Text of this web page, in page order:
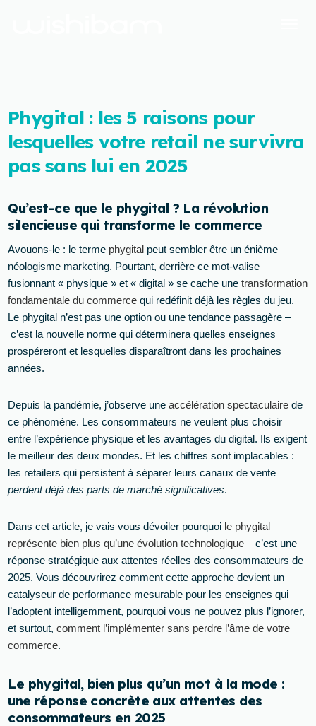
Phygital : les 5 raisons pour
lesquelles votre retail ne survivra
pas sans lui en 2025
Qu’est-ce que le phygital ? La révolution
silencieuse qui transforme le commerce
Avouons-le : le terme phygital peut sembler être un énième
néologisme marketing. Pourtant, derrière ce mot-valise
fusionnant « physique » et « digital » se cache unetransformation
fondamentale du commerce qui redéfinit déjà les règles du jeu.
Le phygital n’est pas une option ou une tendance passagère –
c’est la nouvelle norme qui déterminera quelles enseignes
prospéreront et lesquelles disparaîtront dans les prochaines
années.
Depuis la pandémie, j’observe uneaccélération spectaculaire de
ce phénomène. Les consommateurs ne veulent plus choisir
entre l’expérience physique et les avantages du digital. Ils exigent
le meilleur des deux mondes. Et les chiffres sont implacables :
les retailers qui persistent à séparer leurs canaux de vente
perdent déjà des parts de marché significatives.
Dans cet article, je vais vous dévoiler pourquoi le phygital
représente bien plus qu’une évolution technologique – c’est une
réponse stratégique aux attentes réelles des consommateurs de
2025. Vous découvrirez comment cette approche devient un
catalyseur de performance mesurable pour les enseignes qui
l’adoptent intelligemment, pourquoi vous ne pouvez plus l’ignorer,
et surtout,comment l’implémenter sans perdre l’âme de votre
commerce.
Le phygital, bien plus qu’un mot à la mode :
une réponse concrète aux attentes des
consommateurs en 2025